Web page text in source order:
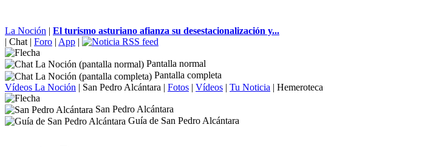
La Noción | El turismo asturiano afianza su desestacionalización y...
| Chat | Foro | App |
Pantalla normal
Pantalla completa
Vídeos La Noción | San Pedro Alcántara | Fotos | Vídeos | Tu Noticia | Hemeroteca
San Pedro Alcántara
Guía de San Pedro Alcántara